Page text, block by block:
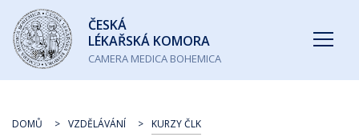
Česká
lékařská
komora
ČESKÁ
LÉKAŘSKÁ KOMORA
CAMERA MEDICA BOHEMICA
DOMŮ VZDĚLÁVÁNÍ KURZY ČLK